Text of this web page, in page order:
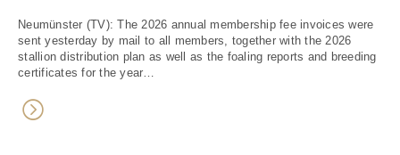
Neumünster (TV): The 2026 annual membership fee invoices were
sent yesterday by mail to all members, together with the 2026
stallion distribution plan as well as the foaling reports and breeding
certificates for the year…